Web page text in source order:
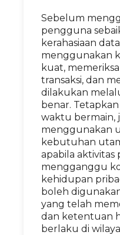
Sebelum
pengguna
kerahasiaan
menggunakan
kuat,
transaksi, dan
dilakukan
benar.
waktu bermain,
menggunakan
kebutuhan
apabila aktivitas
mengganggu
kehidupan
boleh
yang telah
dan ketentuan
berlaku di